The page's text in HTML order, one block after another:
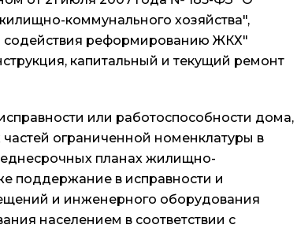
коммунального хозяйства",
реформированию ЖКХ"
капитальный и текущий ремонт
или работоспособности дома,
ограниченной номенклатуры в
планах жилищно-
поддержание в исправности и
и инженерного оборудования
населением в соответствии с